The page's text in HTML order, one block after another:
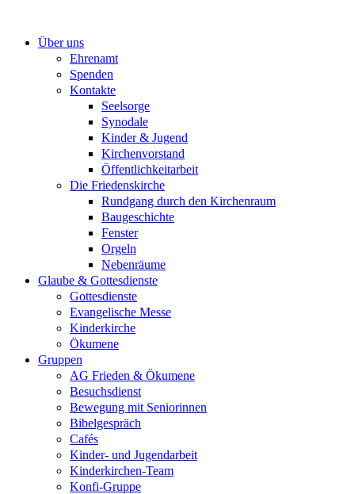
springenÜber uns
Ehrenamt
Spenden
Kontakte
Seelsorge
Synodale
Kinder & Jugend
Kirchenvorstand
Öffentlichkeitarbeit
Die Friedenskirche
Rundgang durch den Kirchenraum
Baugeschichte
Fenster
Orgeln
Nebenräume
Glaube & Gottesdienste
Gottesdienste
Evangelische Messe
Kinderkirche
Ökumene
Gruppen
AG Frieden & Ökumene
Besuchsdienst
Bewegung mit Seniorinnen
Bibelgespräch
Cafés
Kinder- und Jugendarbeit
Kinderkirchen-Team
Konfi-Gruppe